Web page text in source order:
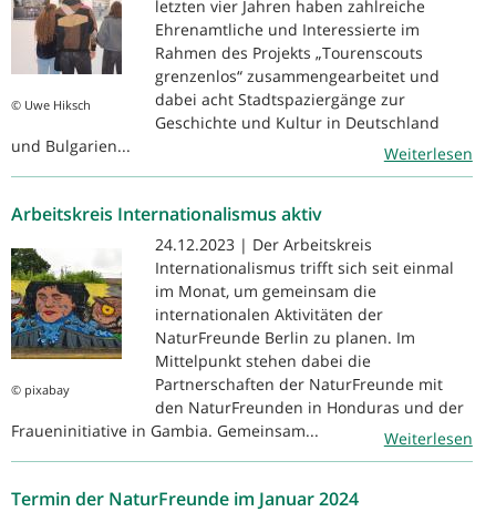
© Uwe Hiksch
letzten vier Jahren haben zahlreiche
Ehrenamtliche und Interessierte im
Rahmen des Projekts „Tourenscouts
grenzenlos“ zusammengearbeitet und
dabei acht Stadtspaziergänge zur
Geschichte und Kultur in Deutschland
und Bulgarien...
Weiterlesen
Arbeitskreis Internationalismus aktiv
© pixabay
24.12.2023 | Der Arbeitskreis
Internationalismus trifft sich seit einmal
im Monat, um gemeinsam die
internationalen Aktivitäten der
NaturFreunde Berlin zu planen. Im
Mittelpunkt stehen dabei die
Partnerschaften der NaturFreunde mit
den NaturFreunden in Honduras und der
Fraueninitiative in Gambia. Gemeinsam...
Weiterlesen
Termin der NaturFreunde im Januar 2024